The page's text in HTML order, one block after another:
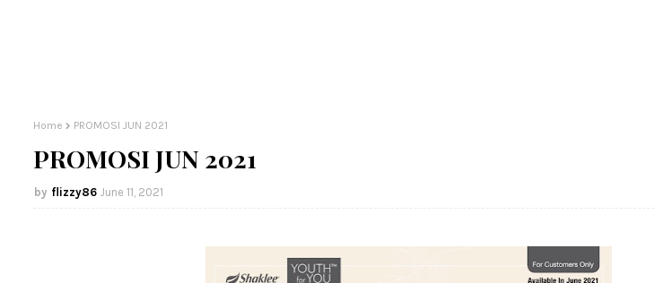
Home PROMOSI JUN 2021
PROMOSI JUN 2021
flizzy86 June 11, 2021